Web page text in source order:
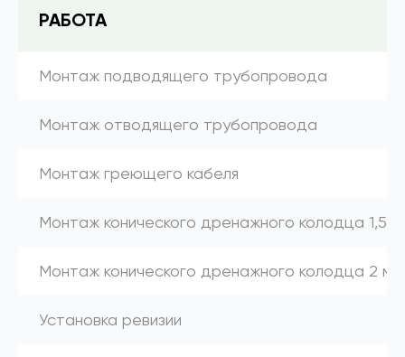
РАБОТА
Монтаж подводящего трубопровода
Монтаж отводящего трубопровода
Монтаж греющего кабеля
Монтаж конического дренажного колодца 1,5 м
Монтаж конического дренажного колодца 2 м
Установка ревизии